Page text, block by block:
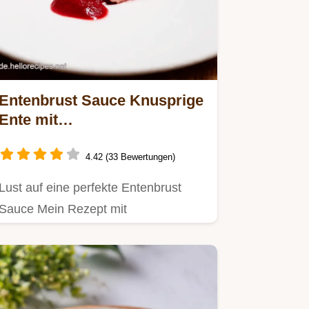
Sauce Knusprige
mit
4.42 (33 Bewertungen)
auf eine perfekte Entenbrust
Mein Rezept mit